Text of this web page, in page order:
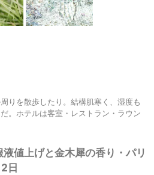
りを散歩したり。結構肌寒く、湿度も
。ホテルは客室・レストラン・ラウン
値上げと金木犀の香り・パリ
日